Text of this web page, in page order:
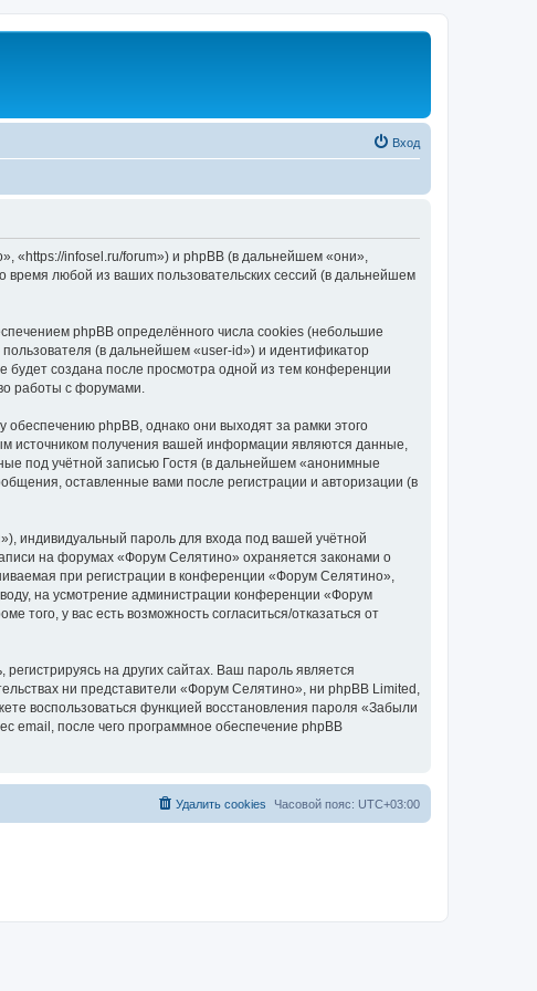
Вход
«https://infosel.ru/forum») и phpBB (в дальнейшем «они»,
любой из ваших пользовательских сессий (в дальнейшем
phpBB определённого числа cookies (небольшие
(в дальнейшем «user-id») и идентификатор
создана после просмотра одной из тем конференции
работы с форумами.
phpBB, однако они выходят за рамки этого
источником получения вашей информации являются данные,
под учётной записью Гостя (в дальнейшем «анонимные
оставленные вами после регистрации и авторизации (в
индивидуальный пароль для входа под вашей учётной
на форумах «Форум Селятино» охраняется законами о
при регистрации в конференции «Форум Селятино»,
на усмотрение администрации конференции «Форум
того, у вас есть возможность согласиться/отказаться от
на других сайтах. Ваш пароль является
ни представители «Форум Селятино», ни phpBB Limited,
воспользоваться функцией восстановления пароля «Забыли
email, после чего программное обеспечение phpBB
Часовой пояс: UTC+03:00
Удалить cookies